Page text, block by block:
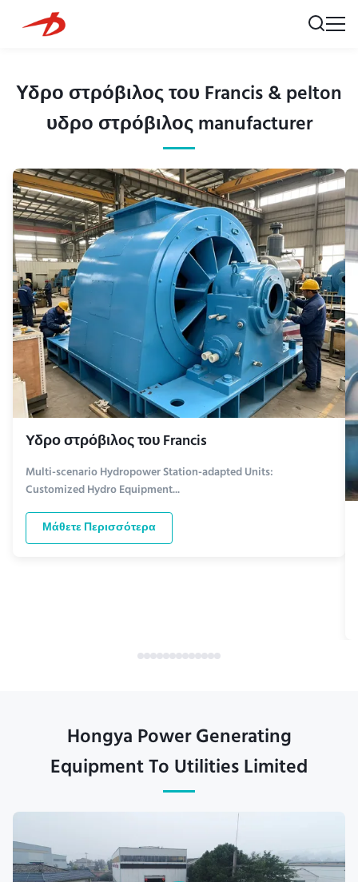
Υδρο στρόβιλος του Francis & pelton
υδρο στρόβιλος manufacturer
Υδρο στρόβιλος του Francis
Multi-scenario Hydropower Station-adapted Units:
Customized Hydro Equipment...
Μάθετε Περισσότερα
Hongya Power Generating
Equipment To Utilities Limited